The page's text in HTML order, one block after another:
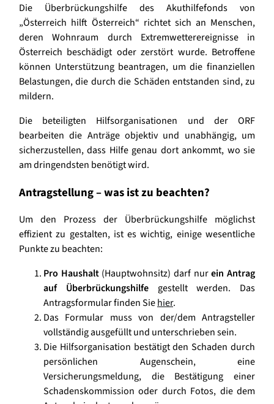
Die Überbrückungshilfe des Akuthilfefonds von
„Österreich hilft Österreich“ richtet sich an Menschen,
deren Wohnraum durch Extremwetterereignisse in
Österreich beschädigt oder zerstört wurde. Betroffene
können Unterstützung beantragen, um die finanziellen
Belastungen, die durch die Schäden entstanden sind, zu
mildern.
Die beteiligten Hilfsorganisationen und der ORF
bearbeiten die Anträge objektiv und unabhängig, um
sicherzustellen, dass Hilfe genau dort ankommt, wo sie
am dringendsten benötigt wird.
Antragstellung – was ist zu beachten?
Um den Prozess der Überbrückungshilfe möglichst
effizient zu gestalten, ist es wichtig, einige wesentliche
Punkte zu beachten:
Pro Haushalt(Hauptwohnsitz) darf nurein Antrag
auf Überbrückungshilfegestellt werden. Das
Antragsformular finden Siehier.
Das Formular muss von der/dem Antragsteller
vollständig ausgefüllt und unterschrieben sein.
Die Hilfsorganisation bestätigt den Schaden durch
persönlichen Augenschein, eine
Versicherungsmeldung, die Bestätigung einer
Schadenskommission oder durch Fotos, die dem